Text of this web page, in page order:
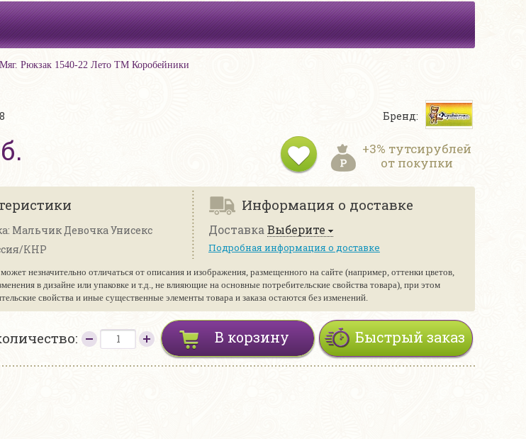
Мяг. Рюкзак 1540-22 Лето ТМ Коробейники
Бренд:
+3% тутсирублей
от покупки
Мальчик Девочка Унисекс
КНР
Информация о доставке
Доставка Выберите
Подробная информация о доставке
незначительно отличаться от описания и изображения, размещенного на сайте (например, оттенки цветов,
в дизайне или упаковке и т.д., не влияющие на основные потребительские свойства товара), при этом
свойства и иные существенные элементы товара и заказа остаются без изменений.
Быстрый заказ
В корзину